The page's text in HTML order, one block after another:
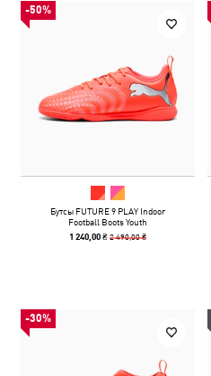
-50%
Бутсы FUTURE 9 PLAY Indoor
Football Boots Youth
1 240,00 ₴2 490,00 ₴
-30%